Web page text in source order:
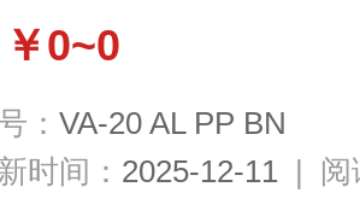
￥0~0
： VA-20 AL PP BN
时间： 2025-12-11 | 阅